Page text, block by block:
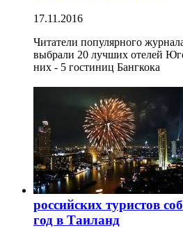
17.11.2016
Читатели популярного
выбрали 20 лучших отелей
них - 5 гостиниц Бангкока
российских туристов
год в Таиланд